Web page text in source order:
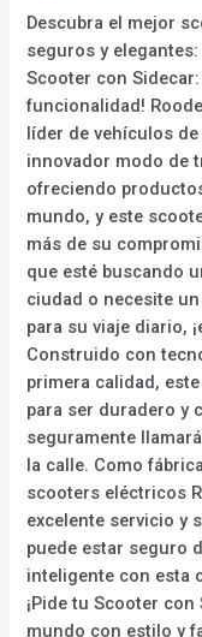
Descubra el mejor
seguros y
Scooter con
funcionalidad!
líder de vehículos
innovador modo de
ofreciendo
mundo, y este
más de su
que esté buscando
ciudad o necesite
para su viaje diario,
Construido con
primera calidad,
para ser duradero y
seguramente
la calle. Como
scooters eléctricos
excelente servicio y
puede estar seguro
inteligente con esta
¡Pide tu Scooter
mundo con estilo y